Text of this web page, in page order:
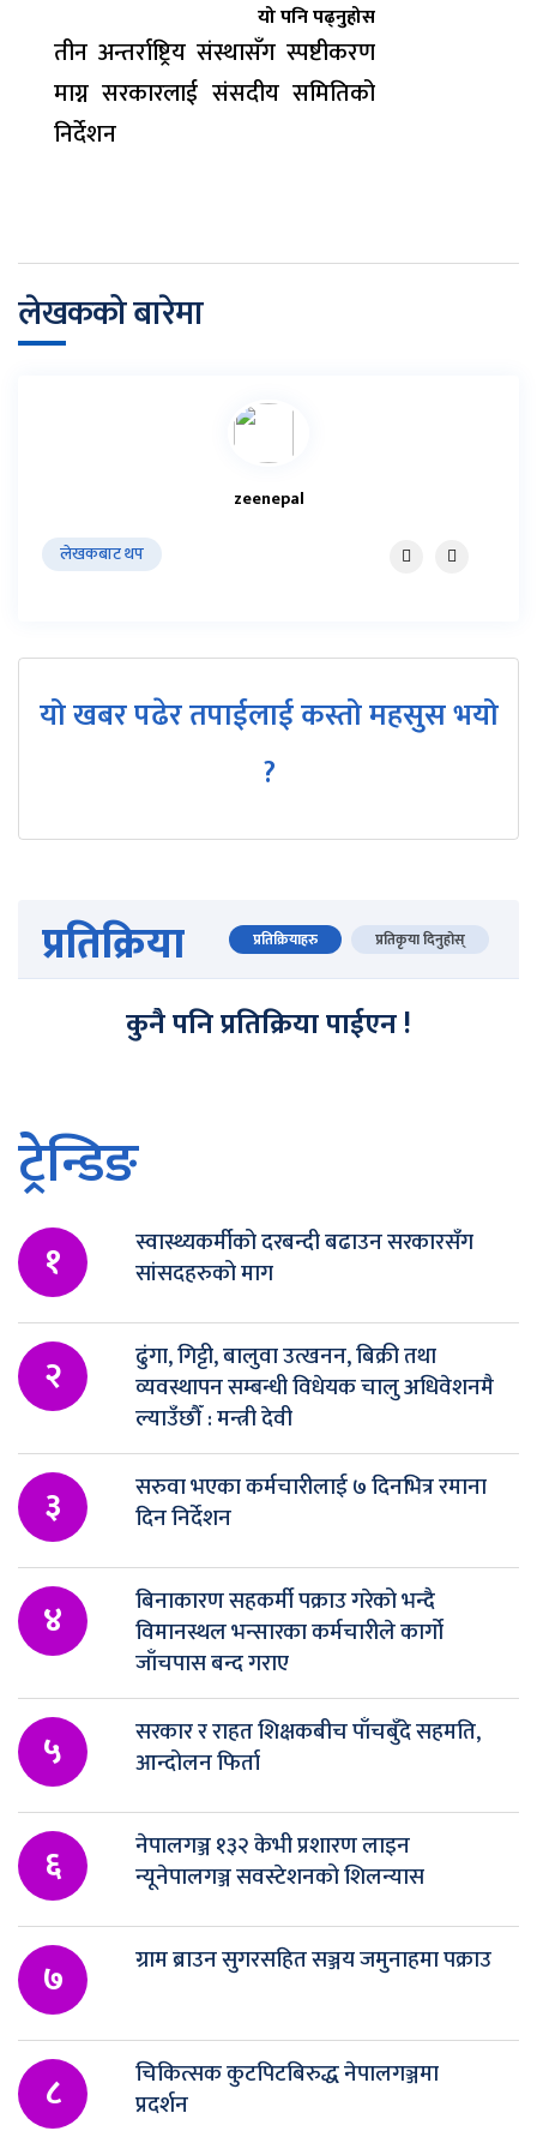
यो पनि पढ्नुहोस
तीन अन्तर्राष्ट्रिय संस्थासँग स्पष्टीकरण
माग्न सरकारलाई संसदीय समितिको
निर्देशन
लेखकको बारेमा
zeenepal
लेखकबाट थप
यो खबर पढेर तपाईलाई कस्तो महसुस भयो
?
प्रतिक्रिया प्रतिक्रियाहरु प्रतिकृया दिनुहोस्
कुनै पनि प्रतिक्रिया पाईएन !
ट्रेन्डिङ
१
स्वास्थ्यकर्मीको दरबन्दी बढाउन सरकारसँग
सांसदहरुको माग
२
ढुंगा, गिट्टी, बालुवा उत्खनन, बिक्री तथा
व्यवस्थापन सम्बन्धी विधेयक चालु अधिवेशनमै
ल्याउँछौँ : मन्त्री देवी
३
सरुवा भएका कर्मचारीलाई ७ दिनभित्र रमाना
दिन निर्देशन
४
बिनाकारण सहकर्मी पक्राउ गरेको भन्दै
विमानस्थल भन्सारका कर्मचारीले कार्गो
जाँचपास बन्द गराए
५
सरकार र राहत शिक्षकबीच पाँचबुँदे सहमति,
आन्दोलन फिर्ता
६
नेपालगञ्ज १३२ केभी प्रशारण लाइन
न्यूनेपालगञ्ज सवस्टेशनको शिलन्यास
७ ग्राम ब्राउन सुगरसहित सञ्जय जमुनाहमा पक्राउ
८
चिकित्सक कुटपिटबिरुद्ध नेपालगञ्जमा
प्रदर्शन